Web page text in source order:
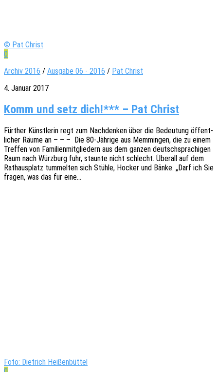
© Pat Christ
0
Archiv 2016 / Ausgabe 06 - 2016 / Pat Christ
4. Januar 2017
Komm und setz dich!*** – Pat Christ
Fürther Künst­le­rin regt zum Nach­den­ken über die Bedeu­tung öffent­
li­cher Räume an – – – Die 80-Jähri­­ge aus Memmin­gen, die zu einem
Tref­fen von Fami­li­en­mit­glie­dern aus dem ganzen deutsch­spra­chi­gen
Raum nach Würz­burg fuhr, staun­te nicht schlecht. Über­all auf dem
Rathaus­platz tummel­ten sich Stühle, Hocker und Bänke. „Darf ich Sie
fragen, was das für eine…
Foto: Dietrich Heißenbüttel